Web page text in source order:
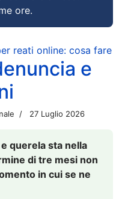
ore.
reati online: cosa fare
e
27 Luglio 2026
querela sta nella
di tre mesi non
in cui se ne